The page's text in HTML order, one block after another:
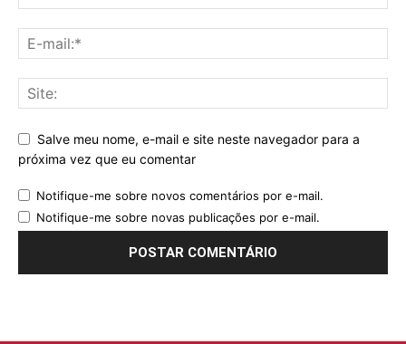
Salve meu nome, e-mail e site neste navegador para a
próxima vez que eu comentar
Notifique-me sobre novos comentários por e-mail.
Notifique-me sobre novas publicações por e-mail.